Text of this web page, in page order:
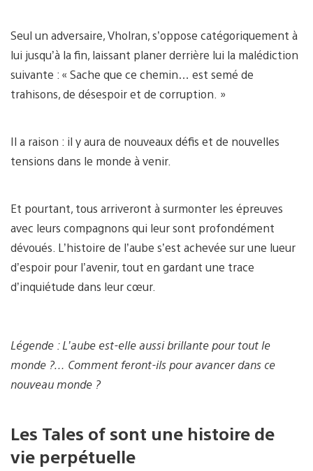
Seul un adversaire, Vholran, s’oppose catégoriquement à
lui jusqu’à la fin, laissant planer derrière lui la malédiction
suivante : « Sache que ce chemin… est semé de
trahisons, de désespoir et de corruption. »
Il a raison : il y aura de nouveaux défis et de nouvelles
tensions dans le monde à venir.
Et pourtant, tous arriveront à surmonter les épreuves
avec leurs compagnons qui leur sont profondément
dévoués. L’histoire de l’aube s’est achevée sur une lueur
d’espoir pour l’avenir, tout en gardant une trace
d’inquiétude dans leur cœur.
Légende : L’aube est-elle aussi brillante pour tout le
monde ?… Comment feront-ils pour avancer dans ce
nouveau monde ?
Les Tales of sont une histoire de
vie perpétuelle